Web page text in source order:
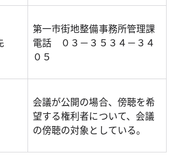
第一市街地整備事務所管理課
電話 ０３－３５３４－３４
０５
会議が公開の場合、傍聴を希
望する権利者について、会議
の傍聴の対象としている。